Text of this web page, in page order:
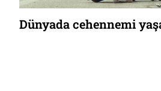
Dünyada cehennemi